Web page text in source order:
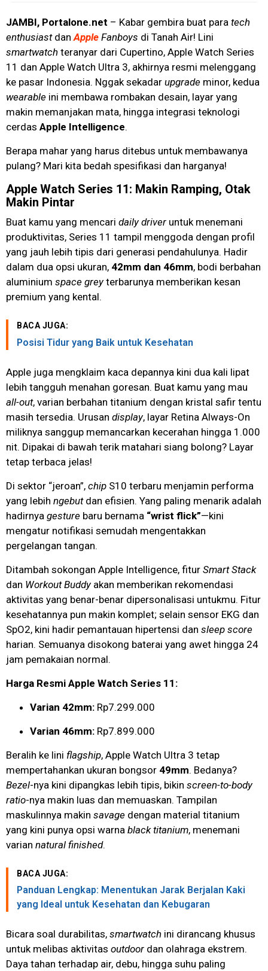
JAMBI, Portalone.net – Kabar gembira buat para tech
enthusiastdanApple Fanboys di Tanah Air! Lini
smartwatch teranyar dari Cupertino, Apple Watch Series
11 dan Apple Watch Ultra 3, akhirnya resmi melenggang
ke pasar Indonesia. Nggak sekadar upgrade minor, kedua
wearable ini membawa rombakan desain, layar yang
makin memanjakan mata, hingga integrasi teknologi
cerdas Apple Intelligence.
Berapa mahar yang harus ditebus untuk membawanya
pulang? Mari kita bedah spesifikasi dan harganya!
Apple Watch Series 11: Makin Ramping, Otak
Makin Pintar
Buat kamu yang mencari daily driver untuk menemani
produktivitas, Series 11 tampil menggoda dengan profil
yang jauh lebih tipis dari generasi pendahulunya. Hadir
dalam dua opsi ukuran, 42mm dan 46mm, bodi berbahan
aluminium space greyterbarunya memberikan kesan
premium yang kental.
BACA JUGA:
Posisi Tidur yang Baik untuk Kesehatan
Apple juga mengklaim kaca depannya kini dua kali lipat
lebih tangguh menahan goresan. Buat kamu yang mau
all-out, varian berbahan titanium dengan kristal safir tentu
masih tersedia. Urusan display, layar Retina Always-On
miliknya sanggup memancarkan kecerahan hingga 1.000
nit. Dipakai di bawah terik matahari siang bolong? Layar
tetap terbaca jelas!
Di sektor “jeroan”, chip S10 terbaru menjamin performa
yang lebih ngebutdan efisien. Yang paling menarik adalah
hadirnya gesture baru bernama “wrist flick”—kini
mengatur notifikasi semudah mengentakkan
pergelangan tangan.
Ditambah sokongan Apple Intelligence, fitur Smart Stack
dan Workout Buddyakan memberikan rekomendasi
aktivitas yang benar-benar dipersonalisasi untukmu. Fitur
kesehatannya pun makin komplet; selain sensor EKG dan
SpO2, kini hadir pemantauan hipertensi dan sleep score
harian. Semuanya disokong baterai yang awet hingga 24
jam pemakaian normal.
Harga Resmi Apple Watch Series 11:
Varian 42mm: Rp7.299.000
Varian 46mm: Rp7.899.000
Beralih ke lini flagship, Apple Watch Ultra 3 tetap
mempertahankan ukuran bongsor 49mm. Bedanya?
Bezel-nya kini dipangkas lebih tipis, bikin screen-to-body
ratio-nya makin luas dan memuaskan. Tampilan
maskulinnya makin savage dengan material titanium
yang kini punya opsi warna black titanium, menemani
varian natural finished.
BACA JUGA:
Panduan Lengkap: Menentukan Jarak Berjalan Kaki
yang Ideal untuk Kesehatan dan Kebugaran
Bicara soal durabilitas, smartwatch ini dirancang khusus
untuk melibas aktivitas outdoor dan olahraga ekstrem.
Daya tahan terhadap air, debu, hingga suhu paling